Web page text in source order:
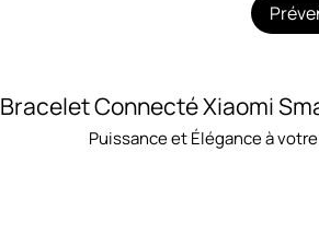
Bracelet Connecté Xiaomi
Puissance et Élégance à